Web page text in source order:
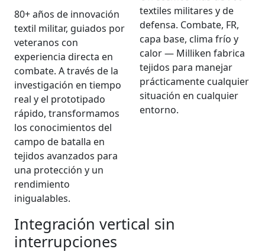
80+ años de innovación
textil militar, guiados por
veteranos con
experiencia directa en
combate. A través de la
investigación en tiempo
real y el prototipado
rápido, transformamos
los conocimientos del
campo de batalla en
tejidos avanzados para
una protección y un
rendimiento
inigualables.
textiles militares y de
defensa. Combate, FR,
capa base, clima frío y
calor — Milliken fabrica
tejidos para manejar
prácticamente cualquier
situación en cualquier
entorno.
Integración vertical sin
interrupciones